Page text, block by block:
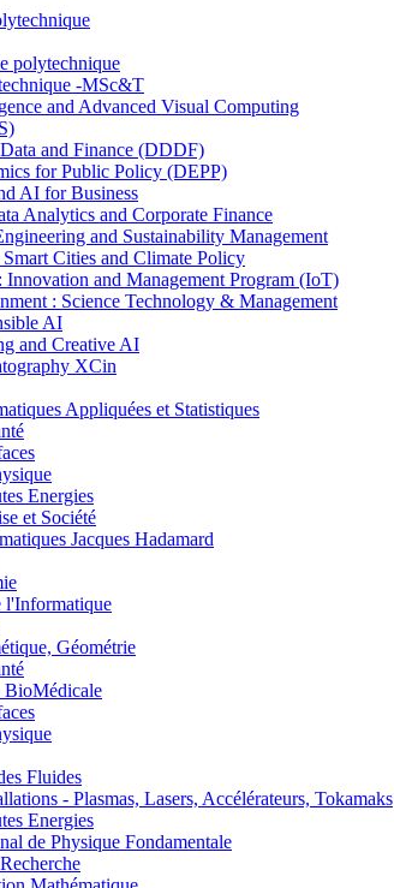
polytechnique
-MSc&T
and Advanced Visual Computing
and Finance (DDDF)
for Public Policy (DEPP)
AI for Business
Analytics and Corporate Finance
and Sustainability Management
Cities and Climate Policy
and Management Program (IoT)
: Science Technology & Management
AI
and Creative AI
XCin
Appliquées et Statistiques
Energies
et Société
Jacques Hadamard
l'Informatique
Géométrie
Fluides
- Plasmas, Lasers, Accélérateurs, Tokamaks
Energies
de Physique Fondamentale